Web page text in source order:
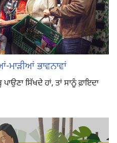
ਭਾਵਨਾਵਾਂ
ਸਿੱਖਦੇ ਹਾਂ, ਤਾਂ ਸਾਨੂੰ ਫ਼ਾਇਦਾ